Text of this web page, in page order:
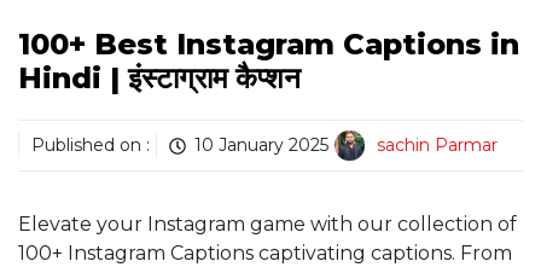
100+ Best Instagram Captions in
Hindi | इंस्टाग्राम कैप्शन
Published on : 10 January 2025 sachin Parmar
Elevate your Instagram game with our collection of
100+ Instagram Captions captivating captions. From